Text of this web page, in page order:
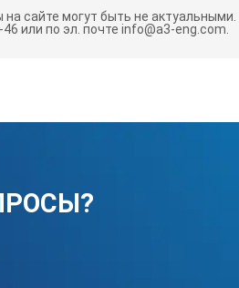
сайте могут быть не актуальными.
46 или по эл. почте info@a3-eng.com.